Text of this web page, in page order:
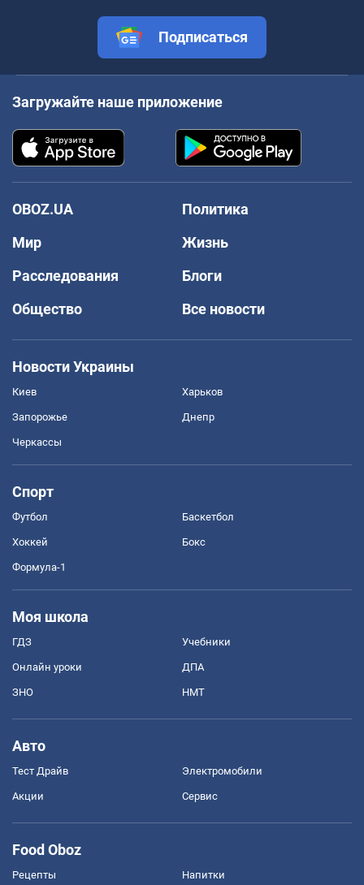
Подписаться
Загружайте наше приложение
OBOZ.UA
Политика
Мир
Жизнь
Расследования
Блоги
Общество
Все новости
Новости Украины
Киев Харьков
Запорожье Днепр
Черкассы
Спорт
Футбол Баскетбол
Хоккей Бокс
Формула-1
Моя школа
ГДЗ Учебники
Онлайн уроки ДПА
ЗНО НМТ
Авто
Тест Драйв Электромобили
Акции Сервис
Food Oboz
Рецепты Напитки